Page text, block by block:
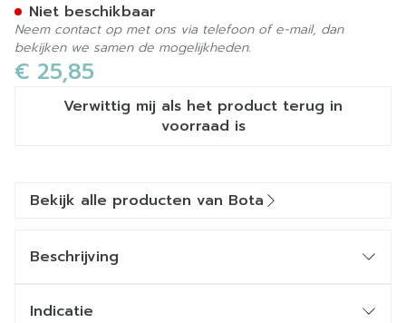
€ 25,85
Verwittig mij als het product terug in
voorraad is
Niet beschikbaar
Neem contact op met ons via telefoon of e-mail, dan
bekijken we samen de mogelijkheden.
Bekijk alle producten van Bota
Beschrijving
Indicatie